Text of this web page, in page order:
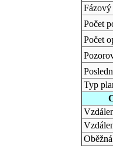
Fázový
Počet
Počet
Typ